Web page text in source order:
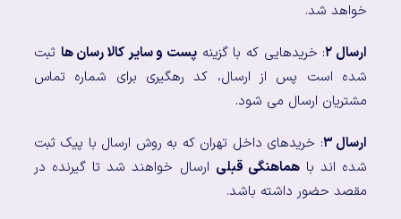
خواهد شد.
ارسال ۲ : خریدهایی که با گزینه پست و سایر کالا رسان ها ثبت
شده است پس از ارسال، کد رهگیری برای شماره تماس
مشتریان ارسال می شود.
ارسال ۳
: خریدهای داخل تهران که به روش ارسال با پیک ثبت
شده اند باهماهنگی قبلی ارسال خواهند شد تا گیرنده در
مقصد حضور داشته باشد.